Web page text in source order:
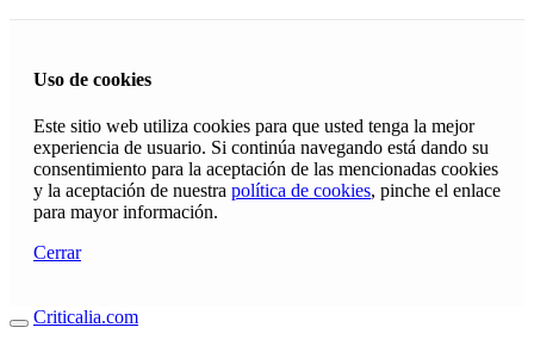
Uso de cookies
Este sitio web utiliza cookies para que usted tenga la mejor
experiencia de usuario. Si continúa navegando está dando su
consentimiento para la aceptación de las mencionadas cookies
y la aceptación de nuestra política de cookies, pinche el enlace
para mayor información.
Cerrar
Criticalia.com